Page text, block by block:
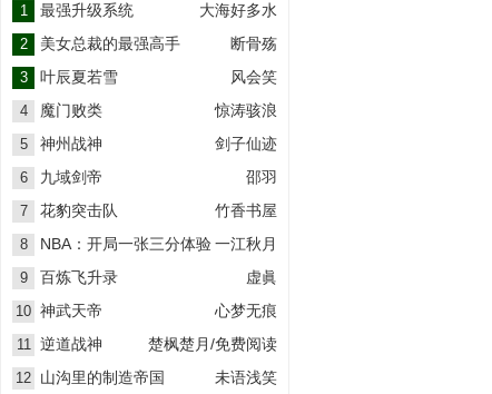
1 大海好多水
最强升级系统
2 断骨殇
美女总裁的最强高手
3 风会笑
叶辰夏若雪
4 惊涛骇浪
魔门败类
5 剑子仙迹
神州战神
6 邵羽
九域剑帝
7 竹香书屋
花豹突击队
8 一江秋月
NBA：开局一张三分体验
卡
9 虚眞
百炼飞升录
10 心梦无痕
神武天帝
11 楚枫楚月/免费阅读
逆道战神
12 未语浅笑
山沟里的制造帝国